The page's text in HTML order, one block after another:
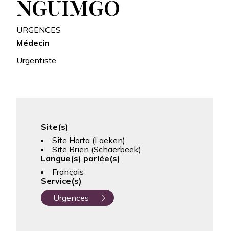
NGUIMGO
URGENCES
Médecin
Urgentiste
Site(s)
Site Horta (Laeken)
Site Brien (Schaerbeek)
Langue(s) parlée(s)
Français
Service(s)
Urgences